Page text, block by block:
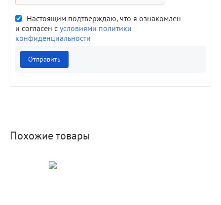
Настоящим подтверждаю, что я ознакомлен
и согласен с условиями политики
конфиденциальности
Отправить
Похожие товары